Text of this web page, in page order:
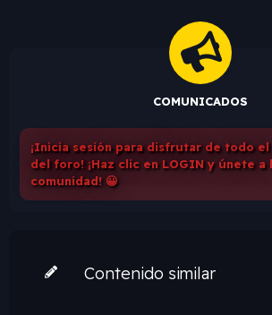
COMUNICADOS
¡Inicia sesión para disfrutar de todo
del foro! ¡Haz clic en LOGIN y únete a
comunidad! 😀
Contenido similar